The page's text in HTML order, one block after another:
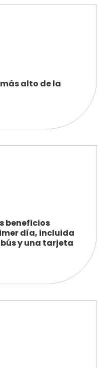
alto de la
beneficios
día, incluida
y una tarjeta